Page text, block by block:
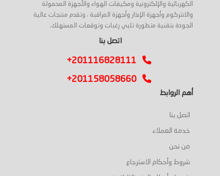
الكهربائية والإلكترونية ومكيفات الهواء والأجهزة المحمولة
والانتركوم وأجهزة الإنذار وأجهزة المراقبة ، وتقدم منتجات عالية
الجودة بتقنية متطورة تلبي رغبات وتوقعات المستهلك.
اتصل بنا
+201116828111
+201158058660
أهم الروابط
اتصل بنا
خدمة العملاء
من نحن
شروط وأحكام الاسترجاع